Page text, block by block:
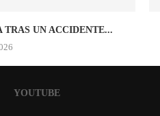
TRAS UN ACCIDENTE...
YOUTUBE